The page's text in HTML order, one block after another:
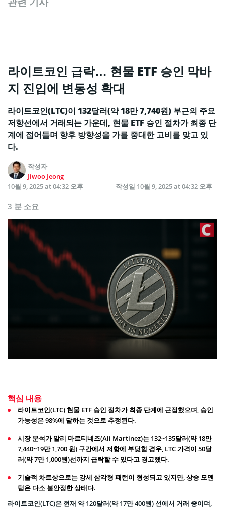
라이트코인 급락… 현물 ETF 승인 막바
지 진입에 변동성 확대
라이트코인(LTC)이 132달러(약 18만 7,740원) 부근의 주요
저항선에서 거래되는 가운데, 현물 ETF 승인 절차가 최종 단
계에 접어들며 향후 방향성을 가를 중대한 고비를 맞고 있
다.
작성자
Jiwoo Jeong
10월 9, 2025 at 04:32 오후
작성일 10월 9, 2025 at 04:32 오후
3 분 소요
핵심 내용
라이트코인(LTC) 현물 ETF 승인 절차가 최종 단계에 근접했으며, 승인
가능성은 98%에 달하는 것으로 추정된다.
시장 분석가 알리 마르티네즈(Ali Martinez)는 132~135달러(약 18만
7,440~19만 1,700 원) 구간에서 저항에 부딪힐 경우, LTC 가격이 50달
러(약 7만 1,000원)선까지 급락할 수 있다고 경고했다.
기술적 차트상으로는 강세 삼각형 패턴이 형성되고 있지만, 상승 모멘
텀은 다소 불안정한 상태다.
라이트코인(LTC)은 현재 약 120달러(약 17만 400원) 선에서 거래 중이며,